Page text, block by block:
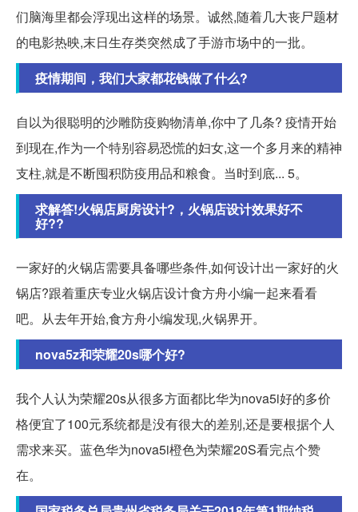
们脑海里都会浮现出这样的场景。诚然,随着几大丧尸题材
的电影热映,末日生存类突然成了手游市场中的一批。
疫情期间，我们大家都花钱做了什么?
自以为很聪明的沙雕防疫购物清单,你中了几条? 疫情开始
到现在,作为一个特别容易恐慌的妇女,这一个多月来的精神
支柱,就是不断囤积防疫用品和粮食。当时到底... 5。
求解答!火锅店厨房设计?，火锅店设计效果好不
好??
一家好的火锅店需要具备哪些条件,如何设计出一家好的火
锅店?跟着重庆专业火锅店设计食方舟小编一起来看看
吧。从去年开始,食方舟小编发现,火锅界开。
nova5z和荣耀20s哪个好?
我个人认为荣耀20s从很多方面都比华为nova5i好的多价
格便宜了100元系统都是没有很大的差别,还是要根据个人
需求来买。蓝色华为nova5i橙色为荣耀20S看完点个赞
在。